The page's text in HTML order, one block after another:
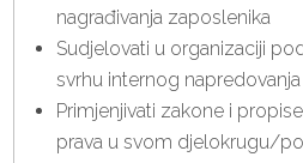
nagrađivanja zaposlenika
Sudjelovati u organizaciji
svrhu internog napredovanja
Primjenjivati zakone i
prava u svom djelokrugu/